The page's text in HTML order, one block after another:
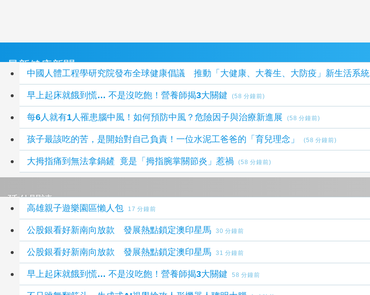
最新健康新聞
中國人體工程學研究院發布全球健康倡議 推動「大健康、大養生、大防疫」新生活系統
早上起床就餓到慌… 不是沒吃飽！營養師揭3大關鍵 (58 分鐘前)
每6人就有1人罹患腦中風！如何預防中風？危險因子與治療新進展 (58 分鐘前)
孩子最該吃的苦，是開始對自己負責！一位水泥工爸爸的「育兒理念」 (58 分鐘前)
大拇指痛到無法拿鍋鏟 竟是「拇指腕掌關節炎」惹禍 (58 分鐘前)
延伸閱讀
高雄親子遊樂園區懶人包 17 分鐘前
公股銀看好新南向放款 發展熱點鎖定澳印星馬 30 分鐘前
公股銀看好新南向放款 發展熱點鎖定澳印星馬 31 分鐘前
早上起床就餓到慌… 不是沒吃飽！營養師揭3大關鍵 58 分鐘前